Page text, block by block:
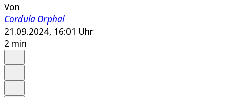
Von
Cordula Orphal
21.09.2024, 16:01 Uhr
2 min